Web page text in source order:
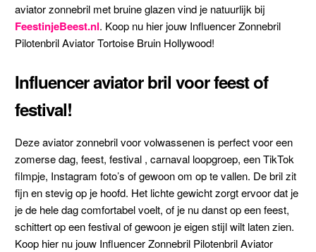
aviator zonnebril met bruine glazen vind je natuurlijk bij
FeestinjeBeest.nl. Koop nu hier jouw Influencer Zonnebril
Pilotenbril Aviator Tortoise Bruin Hollywood!
Influencer aviator bril voor feest of
festival!
Deze aviator zonnebril voor volwassenen is perfect voor een
zomerse dag, feest, festival , carnaval loopgroep, een TikTok
filmpje, Instagram foto’s of gewoon om op te vallen. De bril zit
fijn en stevig op je hoofd. Het lichte gewicht zorgt ervoor dat je
je de hele dag comfortabel voelt, of je nu danst op een feest,
schittert op een festival of gewoon je eigen stijl wilt laten zien.
Koop hier nu jouw Influencer Zonnebril Pilotenbril Aviator